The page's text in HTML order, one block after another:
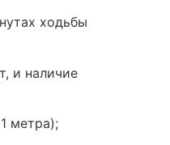
ходьбы
и наличие
метра);